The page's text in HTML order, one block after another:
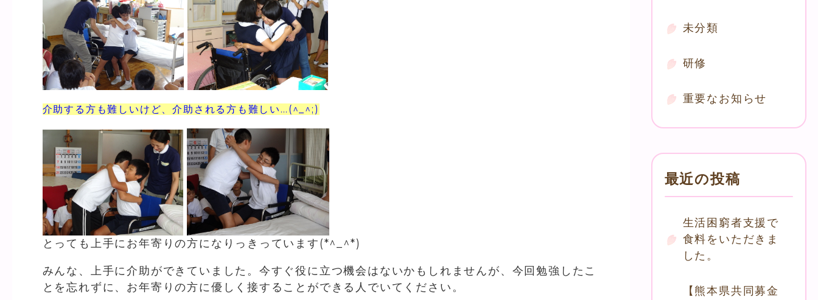
介助する方も難しいけど、介助される方も難しい…(^_^;)
とっても上手にお年寄りの方になりっきっています(*^_^*)
みんな、上手に介助ができていました。今すぐ役に立つ機会はないかもしれませんが、今回勉強したこ
とを忘れずに、お年寄りの方に優しく接することができる人でいてください。
未分類
研修
重要なお知らせ
最近の投稿
生活困窮者支援で
食料をいただきま
した。
【熊本県共同募金